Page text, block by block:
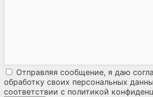
Отправляя сообщение, я даю
обработку своих персональных
соответствии с политикой